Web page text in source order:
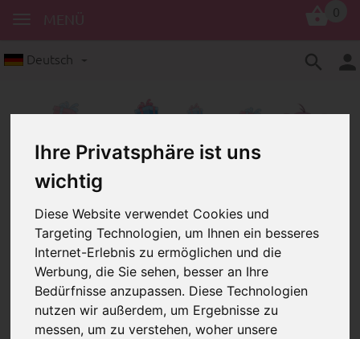
Ihre Privatsphäre ist uns
wichtig
Diese Website verwendet Cookies und
Targeting Technologien, um Ihnen ein besseres
Internet-Erlebnis zu ermöglichen und die
Werbung, die Sie sehen, besser an Ihre
Bedürfnisse anzupassen. Diese Technologien
nutzen wir außerdem, um Ergebnisse zu
messen, um zu verstehen, woher unsere
Deutsch
Schnullerkettenclips
Motivclip – Flagge
Motivclip – Flagge